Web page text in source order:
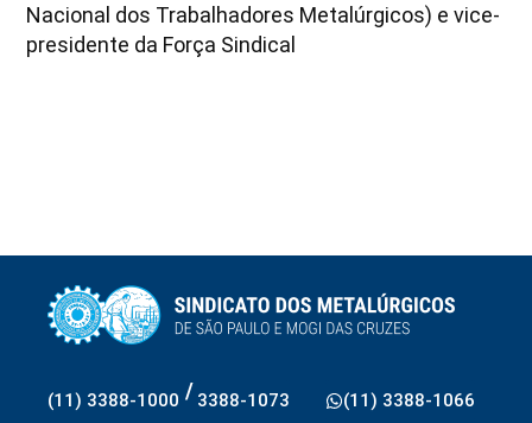
Nacional dos Trabalhadores Metalúrgicos) e vice-
presidente da Força Sindical
(11) 3388-1000 / 3388-1073 (11) 3388-1066